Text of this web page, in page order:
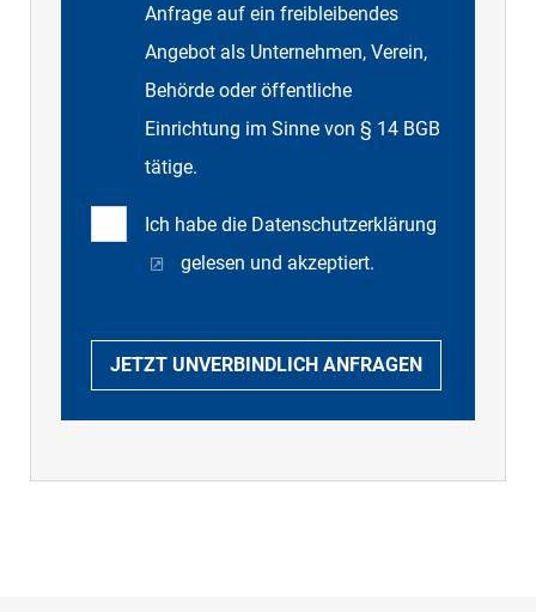
Anfrage auf ein freibleibendes
Angebot als Unternehmen, Verein,
Behörde oder öffentliche
Einrichtung im Sinne von § 14 BGB
tätige.
Ich habe die Datenschutzerklärung
gelesen und akzeptiert.
JETZT UNVERBINDLICH ANFRAGEN